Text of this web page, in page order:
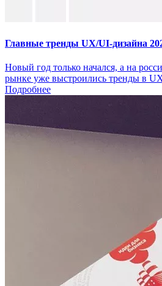
Главные тренды UX/UI-дизайна
Новый год только начался, а на
рынке уже выстроились тренды в
Подробнее